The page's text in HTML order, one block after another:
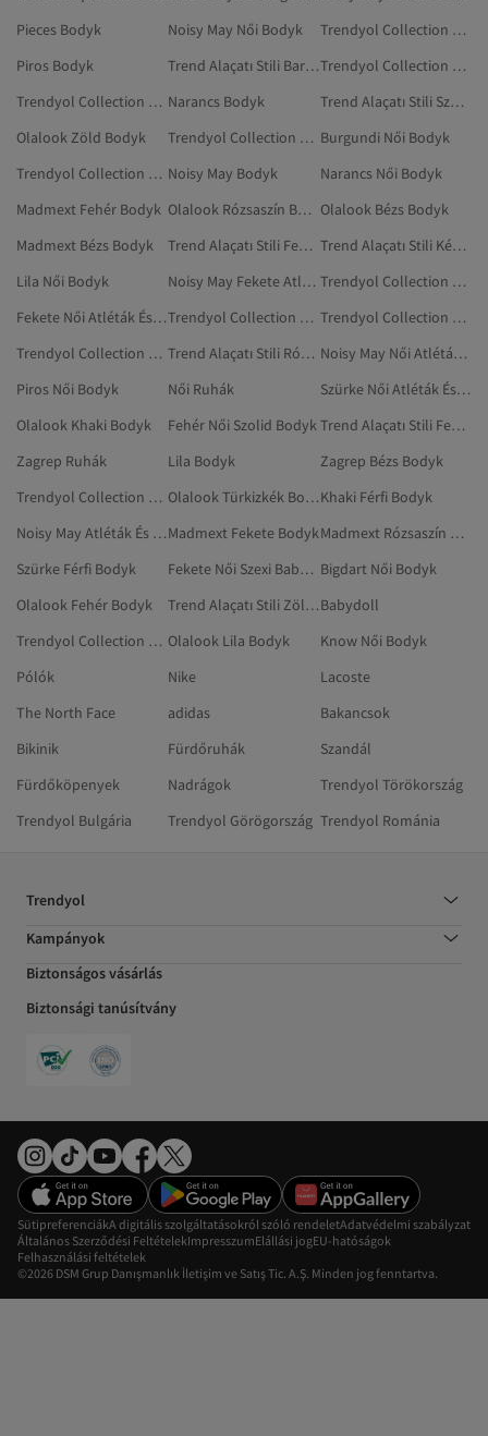
Pieces Bodyk
Noisy May Női Bodyk
Trendyol Collection Barna Bodyk
Piros Bodyk
Trend Alaçatı Stili Barna Bodyk
Trendyol Collection Zöld Bodyk
Trendyol Collection Fehér Bodyk Narancs Bodyk
Trend Alaçatı Stili Szürke Bodyk
Olalook Zöld Bodyk
Trendyol Collection Többszínű Bodyk Burgundi Női Bodyk
Trendyol Collection Burgundi Bodyk Noisy May Bodyk
Narancs Női Bodyk
Madmext Fehér Bodyk
Olalook Rózsaszín Bodyk Olalook Bézs Bodyk
Madmext Bézs Bodyk
Trend Alaçatı Stili Fehér Bodyk
Trend Alaçatı Stili Kék Bodyk
Lila Női Bodyk
Noisy May Fekete Atléták És Bodyk
Trendyol Collection Rózsaszín Bodyk
Fekete Női Atléták És Bodyk
Trendyol Collection Lila Bodyk
Trendyol Collection Khaki Bodyk
Trendyol Collection Narancs Bodyk
Trend Alaçatı Stili Rózsaszín Bodyk
Noisy May Női Atléták És Bodyk
Piros Női Bodyk
Női Ruhák
Szürke Női Atléták És Bodyk
Olalook Khaki Bodyk
Fehér Női Szolid Bodyk
Trend Alaçatı Stili Fekete Bodyk
Zagrep Ruhák
Lila Bodyk
Zagrep Bézs Bodyk
Trendyol Collection Sárga Bodyk
Olalook Türkizkék BodykKhaki Férfi Bodyk
Noisy May Atléták És BodykMadmext Fekete Bodyk
Madmext Rózsaszín Bodyk
Szürke Férfi Bodyk
Fekete Női Szexi Babydoll Bigdart Női Bodyk
Olalook Fehér Bodyk
Trend Alaçatı Stili Zöld BodykBabydoll
Trendyol Collection Bézs Bodyk Olalook Lila Bodyk
Know Női Bodyk
Pólók
Nike
Lacoste
The North Face
adidas
Bakancsok
Bikinik
Fürdőruhák
Szandál
Fürdőköpenyek
Nadrágok
Trendyol Törökország
Trendyol Bulgária
Trendyol Görögország Trendyol Románia
Trendyol
Kampányok
Biztonságos vásárlás
Biztonsági tanúsítvány
©2026 DSM Grup Danışmanlık İletişim ve Satış Tic. A.Ş. Minden jog fenntartva.
SütipreferenciákA digitális szolgáltatásokról szóló rendeletAdatvédelmi szabályzat
Általános Szerződési FeltételekImpresszumElállási jogEU-hatóságok
Felhasználási feltételek